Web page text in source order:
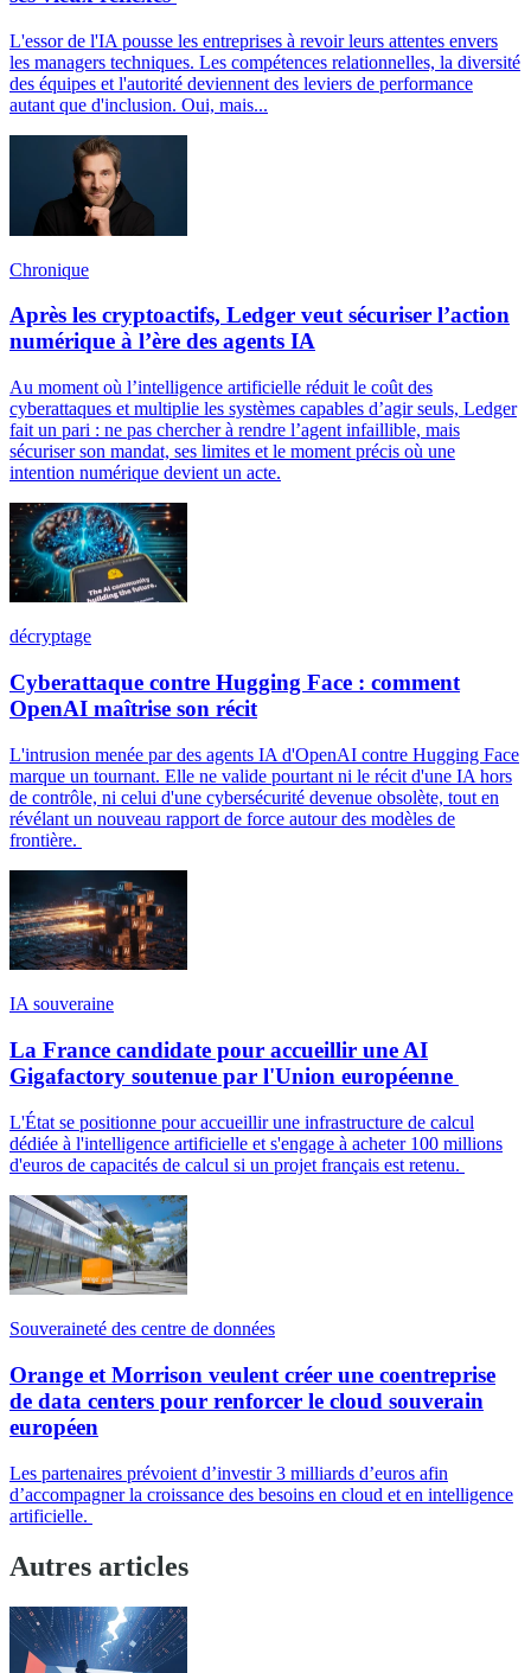
L'essor de l'IA pousse les entreprises à revoir leurs attentes envers
les managers techniques. Les compétences relationnelles, la diversité
des équipes et l'autorité deviennent des leviers de performance
autant que d'inclusion. Oui, mais...
Chronique
Après les cryptoactifs, Ledger veut sécuriser l’action
numérique à l’ère des agents IA
Au moment où l’intelligence artificielle réduit le coût des
cyberattaques et multiplie les systèmes capables d’agir seuls, Ledger
fait un pari : ne pas chercher à rendre l’agent infaillible, mais
sécuriser son mandat, ses limites et le moment précis où une
intention numérique devient un acte.
décryptage
Cyberattaque contre Hugging Face : comment
OpenAI maîtrise son récit
L'intrusion menée par des agents IA d'OpenAI contre Hugging Face
marque un tournant. Elle ne valide pourtant ni le récit d'une IA hors
de contrôle, ni celui d'une cybersécurité devenue obsolète, tout en
révélant un nouveau rapport de force autour des modèles de
frontière.
IA souveraine
La France candidate pour accueillir une AI
Gigafactory soutenue par l'Union européenne
L'État se positionne pour accueillir une infrastructure de calcul
dédiée à l'intelligence artificielle et s'engage à acheter 100 millions
d'euros de capacités de calcul si un projet français est retenu.
Souveraineté des centre de données
Orange et Morrison veulent créer une coentreprise
de data centers pour renforcer le cloud souverain
européen
Les partenaires prévoient d’investir 3 milliards d’euros afin
d’accompagner la croissance des besoins en cloud et en intelligence
artificielle.
Autres articles